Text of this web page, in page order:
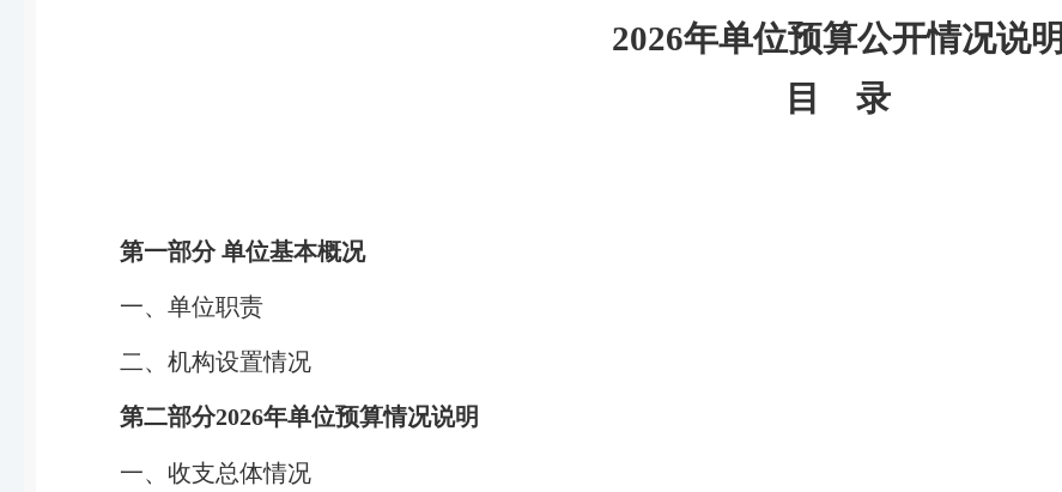
2026年单位预算公开情况说明
目 录
第一部分 单位基本概况
一、单位职责
二、机构设置情况
第二部分2026年单位预算情况说明
一、收支总体情况